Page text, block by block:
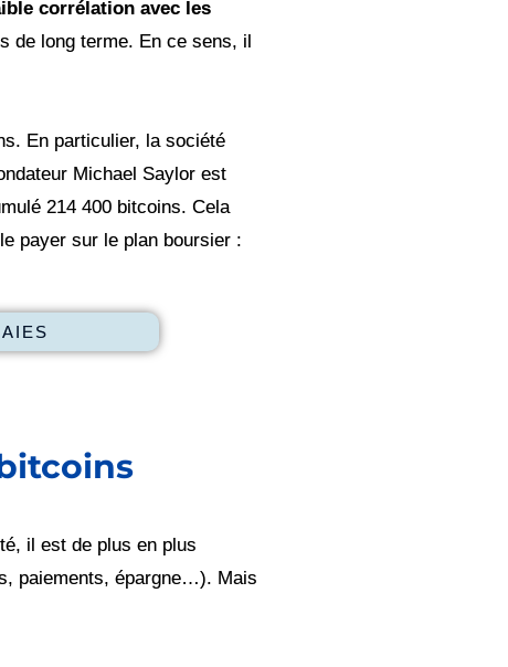
corrélation avec les
de long terme. En ce sens, il
En particulier, la société
Michael Saylor est
214 400 bitcoins. Cela
payer sur le plan boursier :
il est de plus en plus
paiements, épargne…). Mais